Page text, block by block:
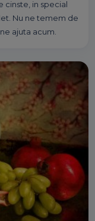
cinste, in special
Nu ne temem de
ajuta acum.